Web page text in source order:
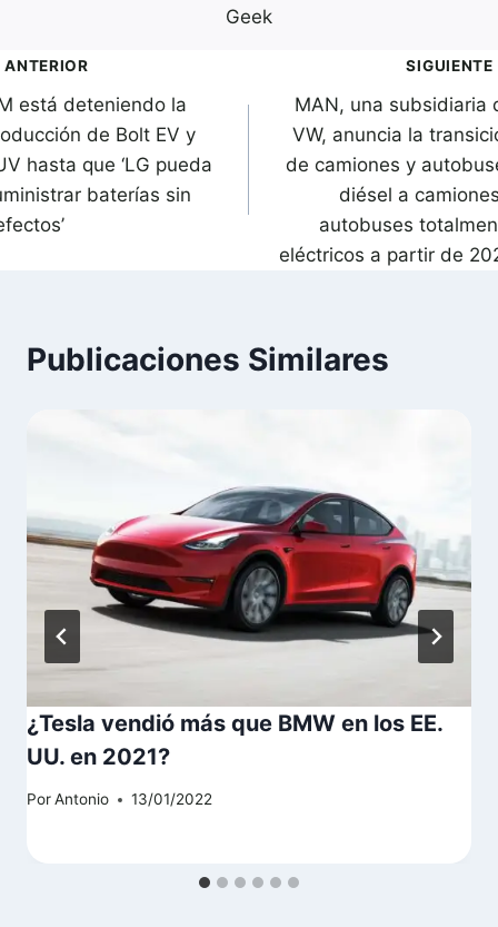
Geek
ANTERIOR
está deteniendo la
de Bolt EV y
hasta que ‘LG pueda
baterías sin
SIGUIENTE
MAN, una subsidiaria
VW, anuncia la
de camiones y
diésel a
autobuses
eléctricos a partir de
Publicaciones Similares
¿Tesla vendió más que BMW en los EE.
UU. en 2021?
PorAntonio 13/01/2022